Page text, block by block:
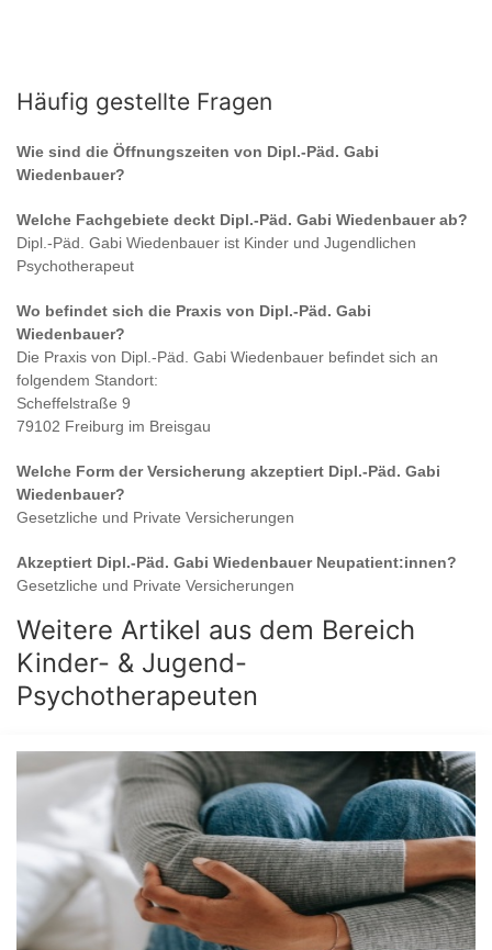
Häufig gestellte Fragen
Wie sind die Öffnungszeiten von Dipl.-Päd. Gabi
Wiedenbauer?
Welche Fachgebiete deckt Dipl.-Päd. Gabi Wiedenbauerab?
Dipl.-Päd. Gabi Wiedenbauer ist Kinder und Jugendlichen
Psychotherapeut
Wo befindet sich die Praxis von Dipl.-Päd. Gabi
Wiedenbauer?
Die Praxis von Dipl.-Päd. Gabi Wiedenbauer befindet sich an
folgendem Standort:
Scheffelstraße 9
79102 Freiburg im Breisgau
Welche Form der Versicherung akzeptiert Dipl.-Päd. Gabi
Wiedenbauer?
Gesetzliche und Private Versicherungen
Akzeptiert Dipl.-Päd. Gabi WiedenbauerNeupatient:innen?
Gesetzliche und Private Versicherungen
Weitere Artikel aus dem Bereich
Kinder- & Jugend-
Psychotherapeuten